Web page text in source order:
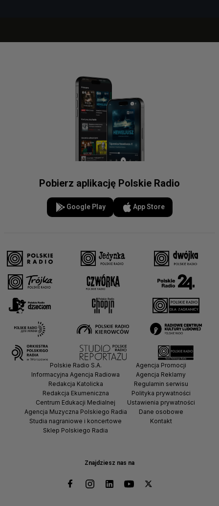
Pobierz aplikację Polskie Radio
Google Play App Store
Znajdziesz nas na
Polskie Radio S.A.
Informacyjna Agencja Radiowa
Redakcja Katolicka
Redakcja Ekumeniczna
Centrum Edukacji Medialnej
Agencja Muzyczna Polskiego Radia
Studia nagraniowe i koncertowe
Sklep Polskiego Radia
Agencja Promocji
Agencja Reklamy
Regulamin serwisu
Polityka prywatności
Ustawienia prywatności
Dane osobowe
Kontakt